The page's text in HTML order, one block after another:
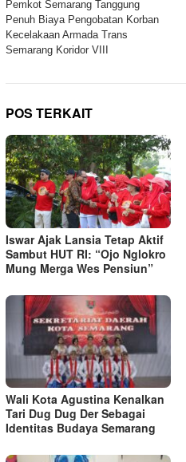
pos
Pemkot Semarang Tanggung
Penuh Biaya Pengobatan Korban
Kecelakaan Armada Trans
Semarang Koridor VIII
POS TERKAIT
Iswar Ajak Lansia Tetap Aktif
Sambut HUT RI: “Ojo Nglokro
Mung Merga Wes Pensiun”
Wali Kota Agustina Kenalkan
Tari Dug Dug Der Sebagai
Identitas Budaya Semarang